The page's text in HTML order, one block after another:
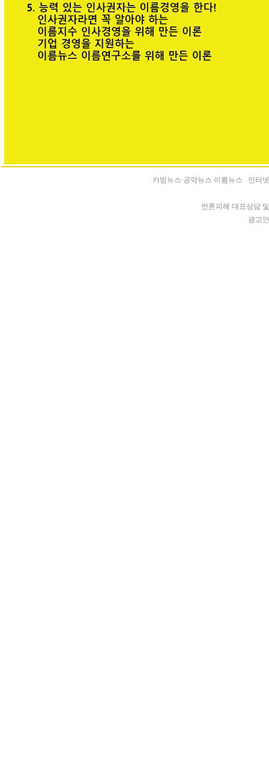
카빙뉴스 공약뉴스 이름뉴스 인터
언론피해 대표상담
광고